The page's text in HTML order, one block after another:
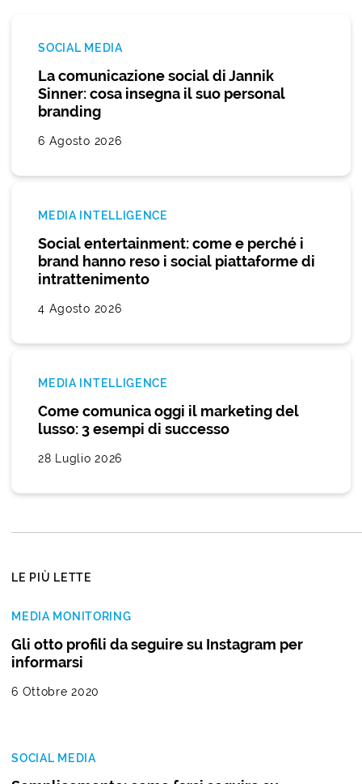
SOCIAL MEDIA
La comunicazione social di Jannik
Sinner: cosa insegna il suo personal
branding
6 Agosto 2026
MEDIA INTELLIGENCE
Social entertainment: come e perché i
brand hanno reso i social piattaforme di
intrattenimento
4 Agosto 2026
MEDIA INTELLIGENCE
Come comunica oggi il marketing del
lusso: 3 esempi di successo
28 Luglio 2026
LE PIÙ LETTE
MEDIA MONITORING
Gli otto profili da seguire su Instagram per
informarsi
6 Ottobre 2020
SOCIAL MEDIA